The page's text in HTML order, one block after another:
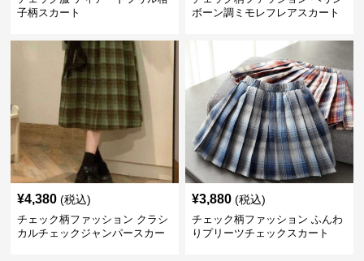
子柄スカート
ボーン調ミモレフレアスカート
¥4,380 (税込)
チェック柄ファッション クラシ
カルチェックジャンパースカー
¥3,880 (税込)
チェック柄ファッション ふんわ
りプリーツチェックスカート